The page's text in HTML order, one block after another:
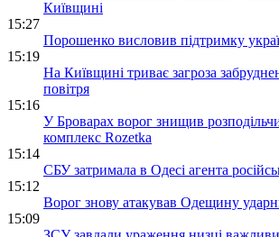
Київщині
15:27
Порошенко висловив підтримку
15:19
На Київщині триває загроза
повітря
15:16
У Броварах ворог знищив
комплекс Rozetka
15:14
СБУ затримала в Одесі агента
15:12
Ворог знову атакував Одещину
15:09